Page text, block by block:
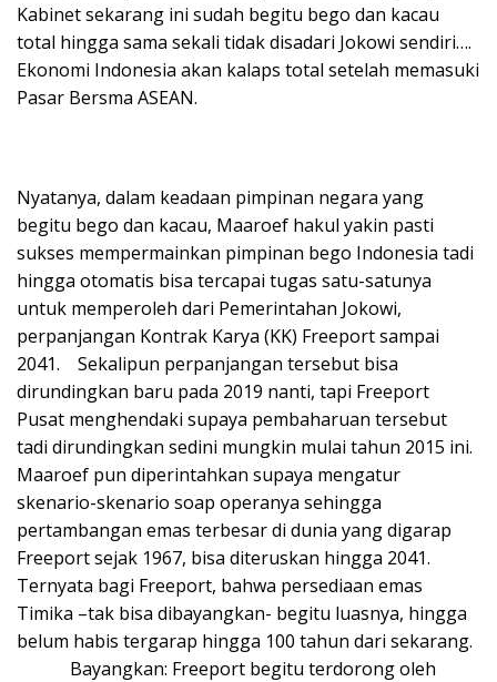
Kabinet sekarang ini sudah begitu bego dan kacau
total hingga sama sekali tidak disadari Jokowi sendiri….
Ekonomi Indonesia akan kalaps total setelah memasuki
Pasar Bersma ASEAN.
Nyatanya, dalam keadaan pimpinan negara yang
begitu bego dan kacau, Maaroef hakul yakin pasti
sukses mempermainkan pimpinan bego Indonesia tadi
hingga otomatis bisa tercapai tugas satu-satunya
untuk memperoleh dari Pemerintahan Jokowi,
perpanjangan Kontrak Karya (KK) Freeport sampai
2041. Sekalipun perpanjangan tersebut bisa
dirundingkan baru pada 2019 nanti, tapi Freeport
Pusat menghendaki supaya pembaharuan tersebut
tadi dirundingkan sedini mungkin mulai tahun 2015 ini.
Maaroef pun diperintahkan supaya mengatur
skenario-skenario soap operanya sehingga
pertambangan emas terbesar di dunia yang digarap
Freeport sejak 1967, bisa diteruskan hingga 2041.
Ternyata bagi Freeport, bahwa persediaan emas
Timika –tak bisa dibayangkan- begitu luasnya, hingga
belum habis tergarap hingga 100 tahun dari sekarang.
Bayangkan: Freeport begitu terdorong oleh